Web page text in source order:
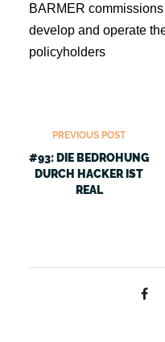
BARMER
develop and operate
policyholders
PREVIOUS POST
#93: DIE BEDROHUNG
DURCH HACKER IST
REAL